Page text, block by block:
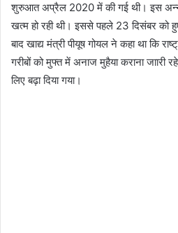
शुरुआत अप्रैल 2020 में की गई थी। इस अन्न
खत्म हो रही थी। इससे पहले 23 दिसंबर को
बाद खाद्य मंत्री पीयूष गोयल ने कहा था कि
गरीबों को मुफ्त में अनाज मुहैया कराना
लिए बढ़ा दिया गया।